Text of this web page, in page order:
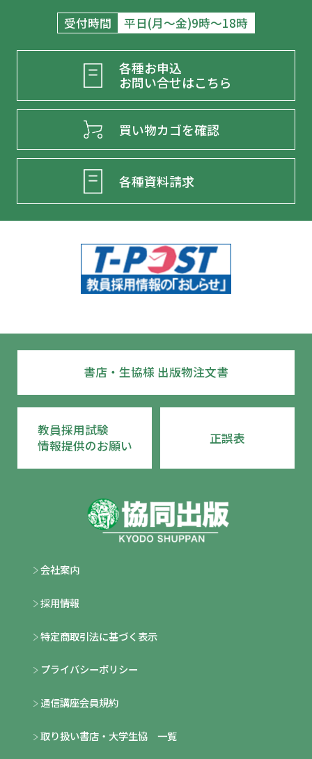
受付時間 平日(月～金)9時～18時
各種お申込
お問い合せはこちら
買い物カゴを確認
各種資料請求
会社案内
採用情報
特定商取引法に基づく表示
プライバシーポリシー
通信講座会員規約
取り扱い書店・大学生協 一覧
書店・生協様 出版物注文書
教員採用試験
情報提供のお願い
正誤表